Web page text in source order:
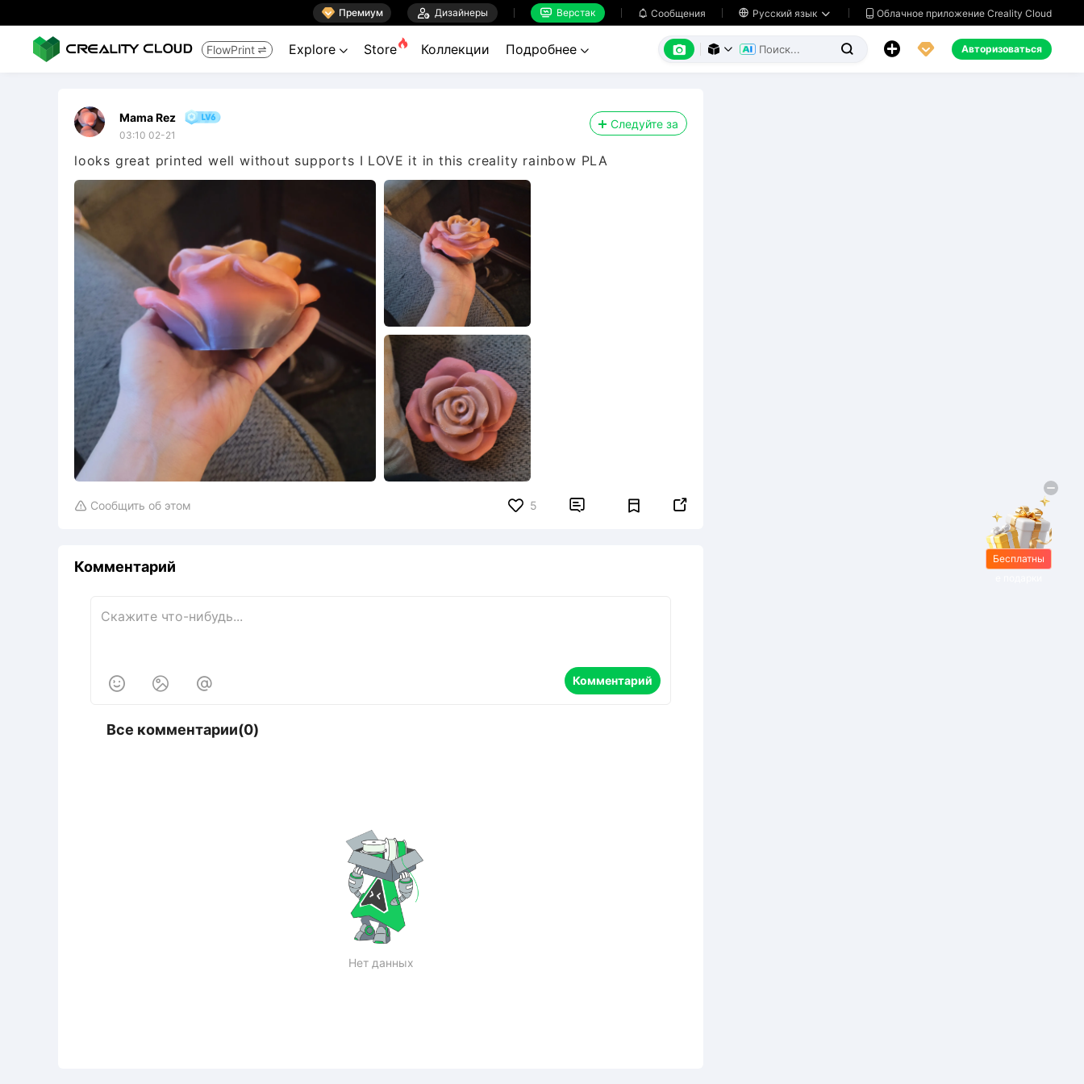
 Премиум  Дизайнеры  Верстак  Сообщения  Русский язык   Облачное приложение Creality Cloud
FlowPrint  Explore  Store Коллекции Подробнее        Авторизоваться
Mama Rez
03:10 02-21
Следуйте за
looks great printed well without supports I LOVE it in this creality rainbow PLA
 Сообщить об этом 5  
Комментарий
   Комментарий
Все комментарии(0)
Нет данных
Бесплатны